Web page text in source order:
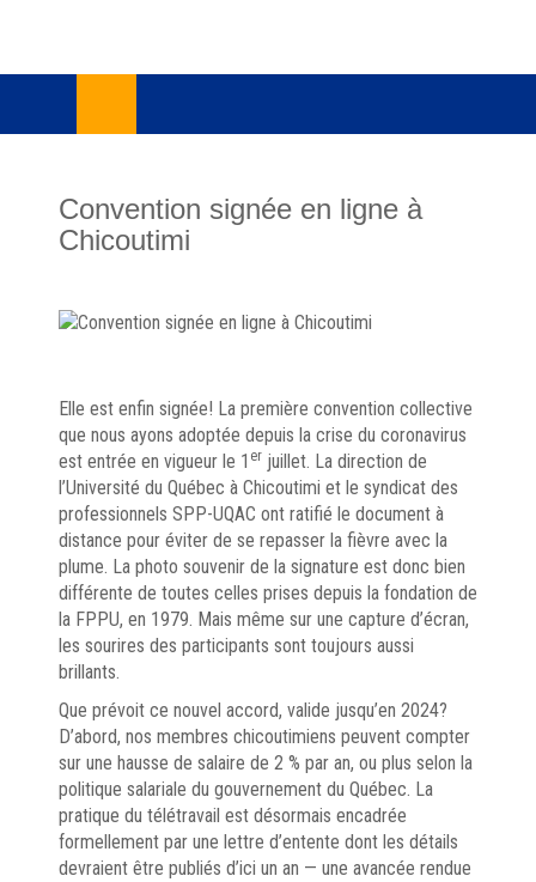
Convention signée en ligne à
Chicoutimi
Elle est enfin signée! La première convention collective
que nous ayons adoptée depuis la crise du coronavirus
est entrée en vigueur le 1 erjuillet. La direction de
l’Université du Québec à Chicoutimi et le syndicat des
professionnels SPP-UQAC ont ratifié le document à
distance pour éviter de se repasser la fièvre avec la
plume. La photo souvenir de la signature est donc bien
différente de toutes celles prises depuis la fondation de
la FPPU, en 1979. Mais même sur une capture d’écran,
les sourires des participants sont toujours aussi
brillants.
Que prévoit ce nouvel accord, valide jusqu’en 2024?
D’abord, nos membres chicoutimiens peuvent compter
sur une hausse de salaire de 2 % par an, ou plus selon la
politique salariale du gouvernement du Québec. La
pratique du télétravail est désormais encadrée
formellement par une lettre d’entente dont les détails
devraient être publiés d’ici un an — une avancée rendue